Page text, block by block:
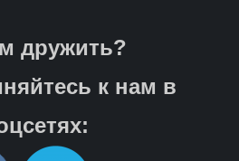
дружить?
к нам в